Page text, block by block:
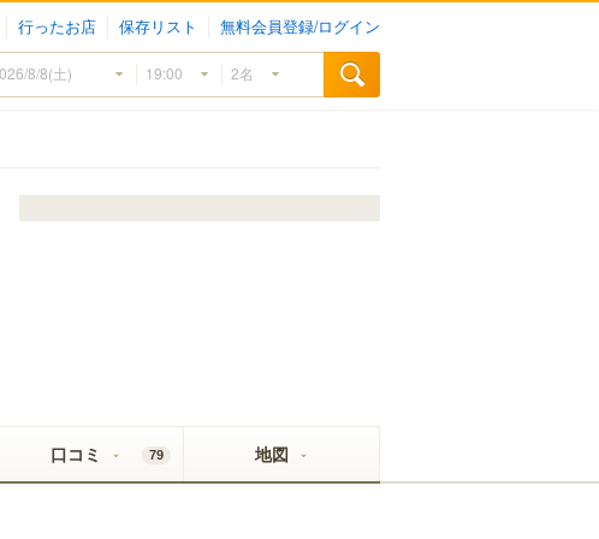
行ったお店 保存リスト 無料会員登録/ログイン
口コミ 79 地図